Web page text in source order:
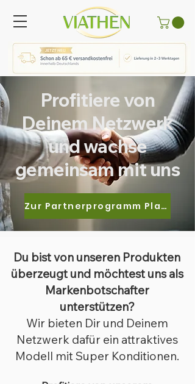
Profitiere von
Deinem Netzwerk
und wachse
gemeinsam mit uns
Zur Partnerprogramm Plattform
Du bist von unseren Produkten
überzeugt und möchtest uns als
Markenbotschafter
unterstützen?
Wir bieten Dir und Deinem
Netzwerk dafür ein attraktives
Modell mit Super Konditionen.